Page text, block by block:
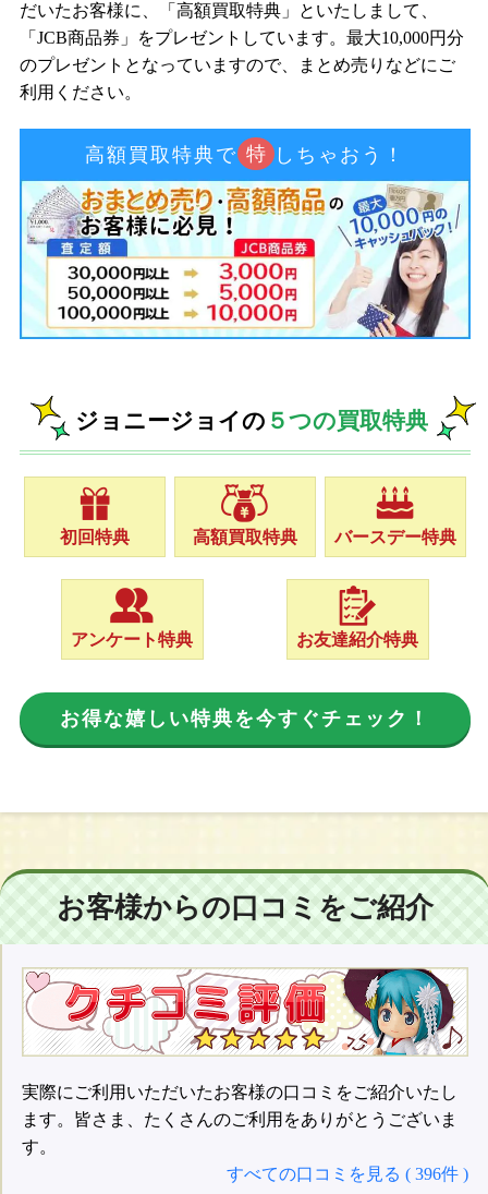
だいたお客様に、「高額買取特典」といたしまして、
「JCB商品券」をプレゼントしています。最大10,000円分
のプレゼントとなっていますので、まとめ売りなどにご
利用ください。
高額買取特典で 特 しちゃおう！
ジョニージョイの ５つの買取特典
初回特典 高額買取特典 バースデー特典
アンケート特典 お友達紹介特典
お得な嬉しい特典を今すぐチェック！
お客様からの口コミをご紹介
実際にご利用いただいたお客様の口コミをご紹介いたし
ます。皆さま、たくさんのご利用をありがとうございま
す。
すべての口コミを見る ( 396件 )